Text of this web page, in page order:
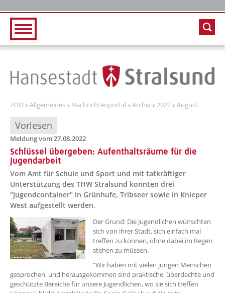
ZOO Allgemeines Nachrichtenportal Archiv 2022 August
Vorlesen
Meldung vom 27.08.2022
Schlüssel übergeben: Aufenthaltsräume für die
Jugendarbeit
Vom Amt für Schule und Sport und mit tatkräftiger
Unterstützung des THW Stralsund konnten drei
"Jugendcontainer" in Grünhufe, Tribseer sowie in Knieper
West aufgestellt werden.
??? absaetzeOben[1]/titel ???
Der Grund: Die Jugendlichen wünschten
sich von ihrer Stadt, sich einfach mal
treffen zu können, ohne dabei im Regen
stehen zu müssen.
"Wir haben mit vielen jungen Menschen
gesprochen, und herausgekommen sind praktische, überdachte und
geschützte Bereiche für unsere Jugendlichen, wo sie sich treffen